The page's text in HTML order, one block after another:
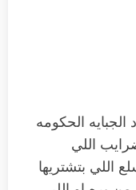
الحكومه
اللي
اللي بتشتريها